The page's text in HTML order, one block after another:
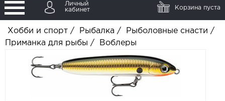
Личный
кабинет
Корзина пуста
Хобби и спорт / Рыбалка / Рыболовные снасти /
Приманка для рыбы / Воблеры